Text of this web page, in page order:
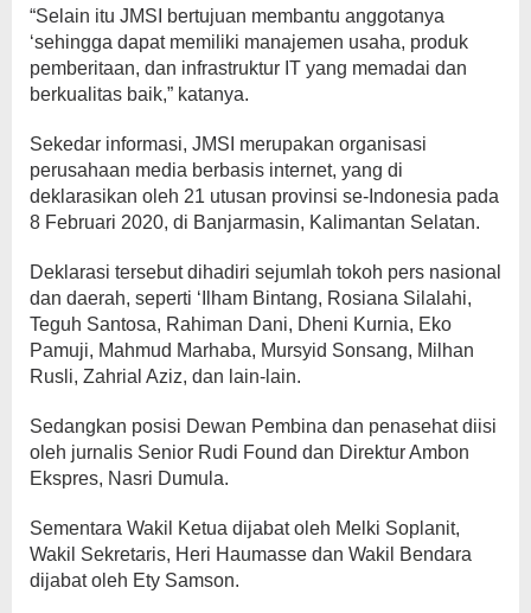
“Selain itu JMSI bertujuan membantu anggotanya
‘sehingga dapat memiliki manajemen usaha, produk
pemberitaan, dan infrastruktur IT yang memadai dan
berkualitas baik,” katanya.
Sekedar informasi, JMSI merupakan organisasi
perusahaan media berbasis internet, yang di
deklarasikan oleh 21 utusan provinsi se-Indonesia pada
8 Februari 2020, di Banjarmasin, Kalimantan Selatan.
Deklarasi tersebut dihadiri sejumlah tokoh pers nasional
dan daerah, seperti ‘Ilham Bintang, Rosiana Silalahi,
Teguh Santosa, Rahiman Dani, Dheni Kurnia, Eko
Pamuji, Mahmud Marhaba, Mursyid Sonsang, Milhan
Rusli, Zahrial Aziz, dan lain-lain.
Sedangkan posisi Dewan Pembina dan penasehat diisi
oleh jurnalis Senior Rudi Found dan Direktur Ambon
Ekspres, Nasri Dumula.
Sementara Wakil Ketua dijabat oleh Melki Soplanit,
Wakil Sekretaris, Heri Haumasse dan Wakil Bendara
dijabat oleh Ety Samson.